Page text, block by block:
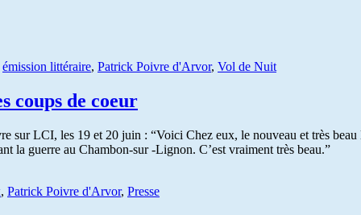
émission littéraire, Patrick Poivre d'Arvor, Vol de Nuit
coups de coeur
sur LCI, les 19 et 20 juin : “Voici Chez eux, le nouveau et très
la guerre au Chambon-sur -Lignon. C’est vraiment très beau.”
, Patrick Poivre d'Arvor, Presse